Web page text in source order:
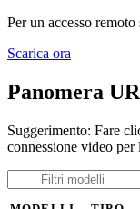
Per un accesso
Scarica ora
Panomera
Suggerimento: Fare
connessione video per